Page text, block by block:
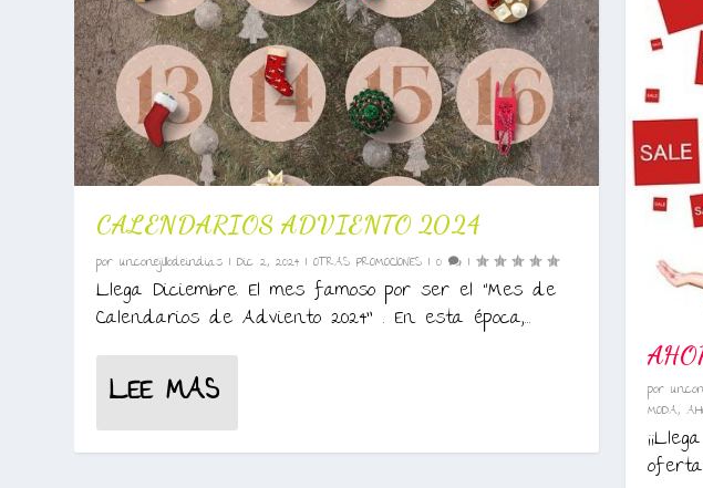
CALENDARIOS ADVIENTO 2024
porunconejillodeindias |Dic 2, 2024 |OTRAS PROMOCIONES |0 |
Llega Diciembre. El mes famoso por ser el “Mes de
Calendarios de Adviento 2024” . En esta época,...
LEE MAS por
MODA,